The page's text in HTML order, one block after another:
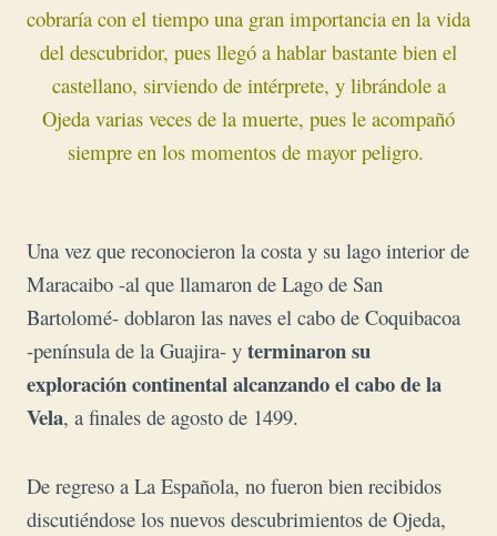
cobraría con el tiempo una gran importancia en la vida
del descubridor, pues llegó a hablar bastante bien el
castellano, sirviendo de intérprete, y librándole a
Ojeda varias veces de la muerte, pues le acompañó
siempre en los momentos de mayor peligro.
Una vez que reconocieron la costa y su lago interior de
Maracaibo -al que llamaron de Lago de San
Bartolomé- doblaron las naves el cabo de Coquibacoa
-península de la Guajira- y terminaron su
exploración continental alcanzando el cabo de la
Vela, a finales de agosto de 1499.
De regreso a La Española, no fueron bien recibidos
discutiéndose los nuevos descubrimientos de Ojeda,